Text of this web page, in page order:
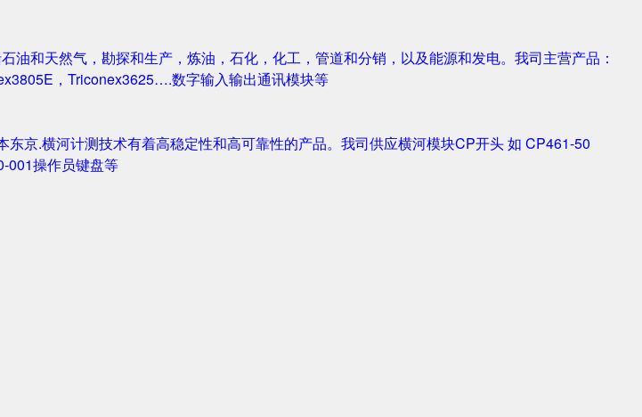
油和天然气，勘探和生产，炼油，石化，化工，管道和分销，以及能源和发电。我司主营产品：
，Triconex3625….数字输入输出通讯模块等
京.横河计测技术有着高稳定性和高可靠性的产品。我司供应横河模块CP开头 如 CP461-50
001操作员键盘等